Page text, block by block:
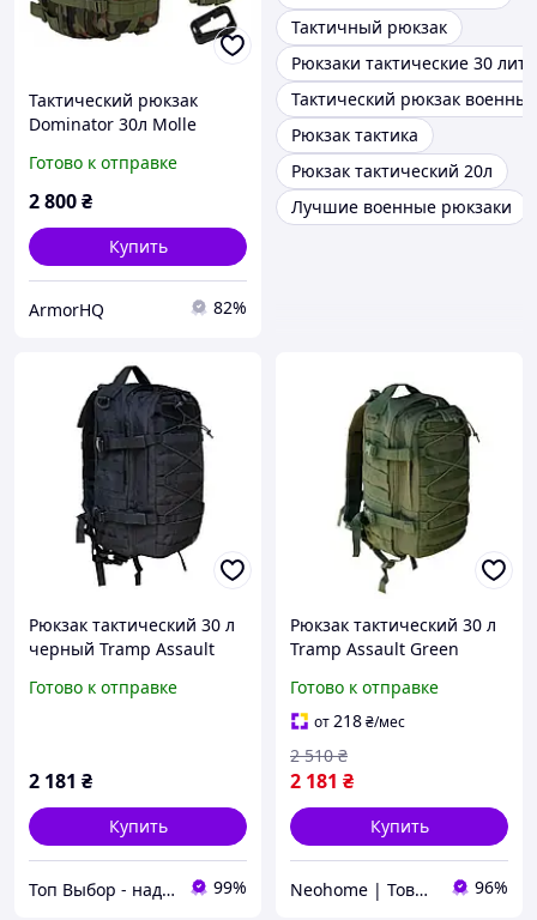
Тактический рюкзак
Dominator 30л Molle
армии туризма
Готово к отправке
2 800₴
Купить
ArmorHQ 82%
Тактичный рюкзак
Рюкзаки тактические 30
Тактический рюкзак
Рюкзак тактика
Рюкзак тактический 20л
Лучшие военные рюкзаки
Рюкзак тактический 30 л
черный Tramp Assault
рюкзак
Готово к отправке
2 181 ₴
Купить
Топ Выбор - надежный магазин, провереный временем 99%
Рюкзак тактический 30 л
Tramp Assault Green
Готово к отправке
от218₴/мес
2 181 ₴
2 510 ₴
Купить
Neohome | Товары для дома и дачи 96%